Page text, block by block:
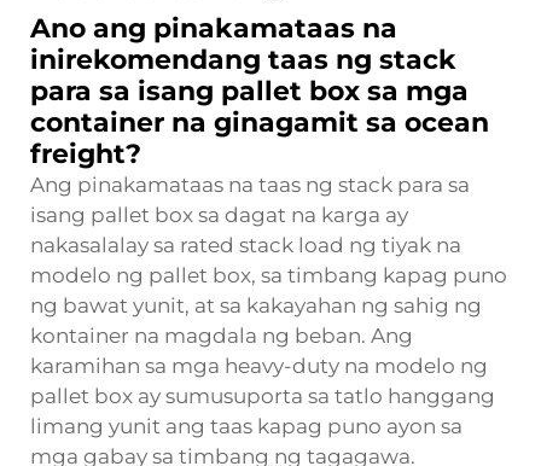
Ano ang pinakamataas na
inirekomendang taas ng stack
para sa isang pallet box sa mga
container na ginagamit sa ocean
freight?
Ang pinakamataas na taas ng stack para sa
isang pallet box sa dagat na karga ay
nakasalalay sa rated stack load ng tiyak na
modelo ng pallet box, sa timbang kapag puno
ng bawat yunit, at sa kakayahan ng sahig ng
kontainer na magdala ng beban. Ang
karamihan sa mga heavy-duty na modelo ng
pallet box ay sumusuporta sa tatlo hanggang
limang yunit ang taas kapag puno ayon sa
mga gabay sa timbang ng tagagawa.